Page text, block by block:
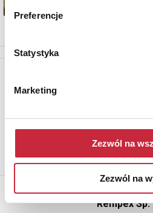
Preferencje
Statystyka
Marketing
Zezwól na
Zezwól na
Aby otrzymywać informacje o
Rempex Sp.